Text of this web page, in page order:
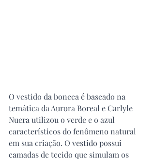
O vestido da boneca é baseado na
temática da Aurora Boreal e Carlyle
Nuera utilizou o verde e o azul
característicos do fenômeno natural
em sua criação. O vestido possui
camadas de tecido que simulam os